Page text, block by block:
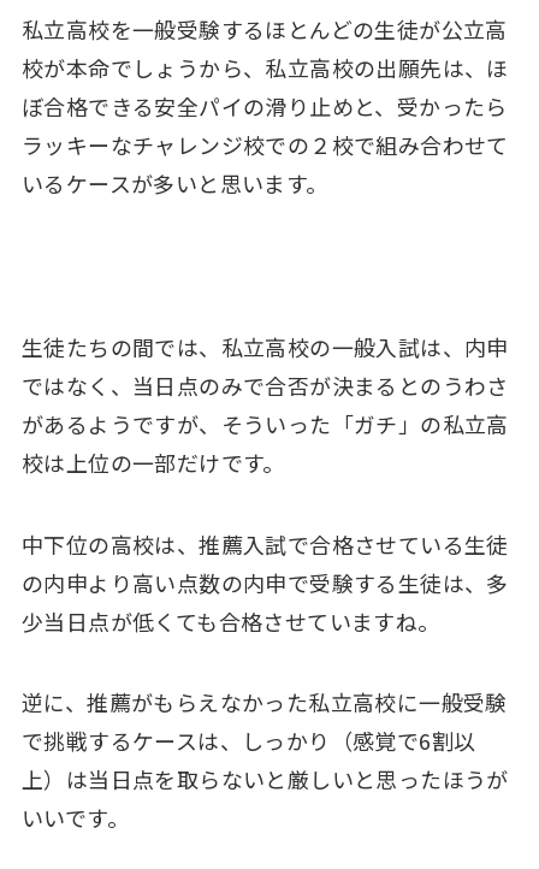
私立高校を一般受験するほとんどの生徒が公立高
校が本命でしょうから、私立高校の出願先は、ほ
ぼ合格できる安全パイの滑り止めと、受かったら
ラッキーなチャレンジ校での２校で組み合わせて
いるケースが多いと思います。
生徒たちの間では、私立高校の一般入試は、内申
ではなく、当日点のみで合否が決まるとのうわさ
があるようですが、そういった「ガチ」の私立高
校は上位の一部だけです。
中下位の高校は、推薦入試で合格させている生徒
の内申より高い点数の内申で受験する生徒は、多
少当日点が低くても合格させていますね。
逆に、推薦がもらえなかった私立高校に一般受験
で挑戦するケースは、しっかり（感覚で6割以
上）は当日点を取らないと厳しいと思ったほうが
いいです。